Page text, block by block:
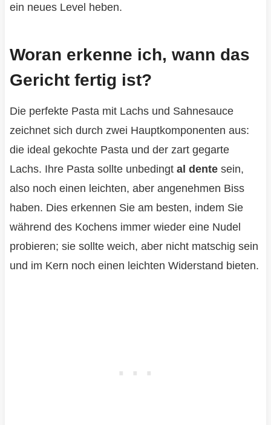
ein neues Level heben.
Woran erkenne ich, wann das
Gericht fertig ist?
Die perfekte Pasta mit Lachs und Sahnesauce
zeichnet sich durch zwei Hauptkomponenten aus:
die ideal gekochte Pasta und der zart gegarte
Lachs. Ihre Pasta sollte unbedingt al dentesein,
also noch einen leichten, aber angenehmen Biss
haben. Dies erkennen Sie am besten, indem Sie
während des Kochens immer wieder eine Nudel
probieren; sie sollte weich, aber nicht matschig sein
und im Kern noch einen leichten Widerstand bieten.